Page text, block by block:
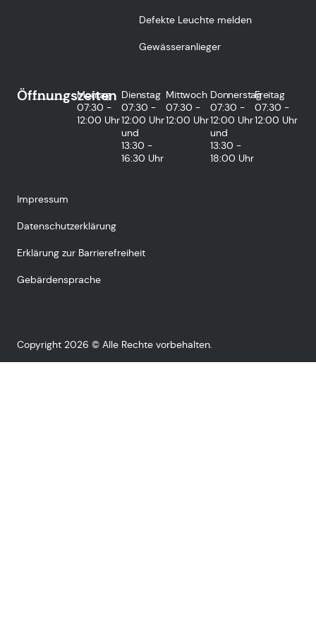
Defekte Leuchte melden
Gewässeranlieger
Öffnungszeiten
Montag
07:30 -
12:00 Uhr
Dienstag
07:30 -
12:00 Uhr
und
13:30 -
16:30 Uhr
Mittwoch
07:30 -
12:00 Uhr
Donnerstag
07:30 -
12:00 Uhr
und
13:30 -
18:00 Uhr
Freitag
07:30 -
12:00 Uhr
Impressum
Datenschutzerklärung
Erklärung zur Barrierefreiheit
Gebärdensprache
Copyright 2026 © Alle Rechte vorbehalten.